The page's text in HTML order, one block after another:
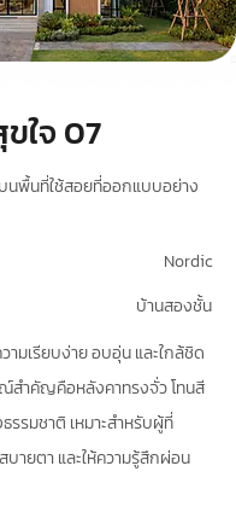
ใจ 07
บนพื้นที่ใช้สอยที่ออกแบบอย่าง
Nordic
บ้านสองชั้น
ามเรียบง่าย อบอุ่น และใกล้ชิด
สำคัญคือหลังคาทรงจั่ว โทนสี
รรมชาติ เหมาะสำหรับผู้ที่
ายตา และให้ความรู้สึกผ่อน